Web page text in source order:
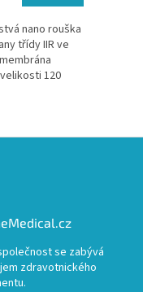
nano rouška
třídy IIR ve
120
se zabývá
zdravotnického